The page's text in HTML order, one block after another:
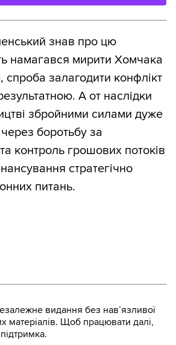
знав про цю
намагався мирити Хомчака
спроба залагодити конфлікт
А от наслідки
збройними силами дуже
через боротьбу за
контроль грошових потоків
стратегічно
питань.
видання без навʼязливої
матеріалів. Щоб працювати далі,